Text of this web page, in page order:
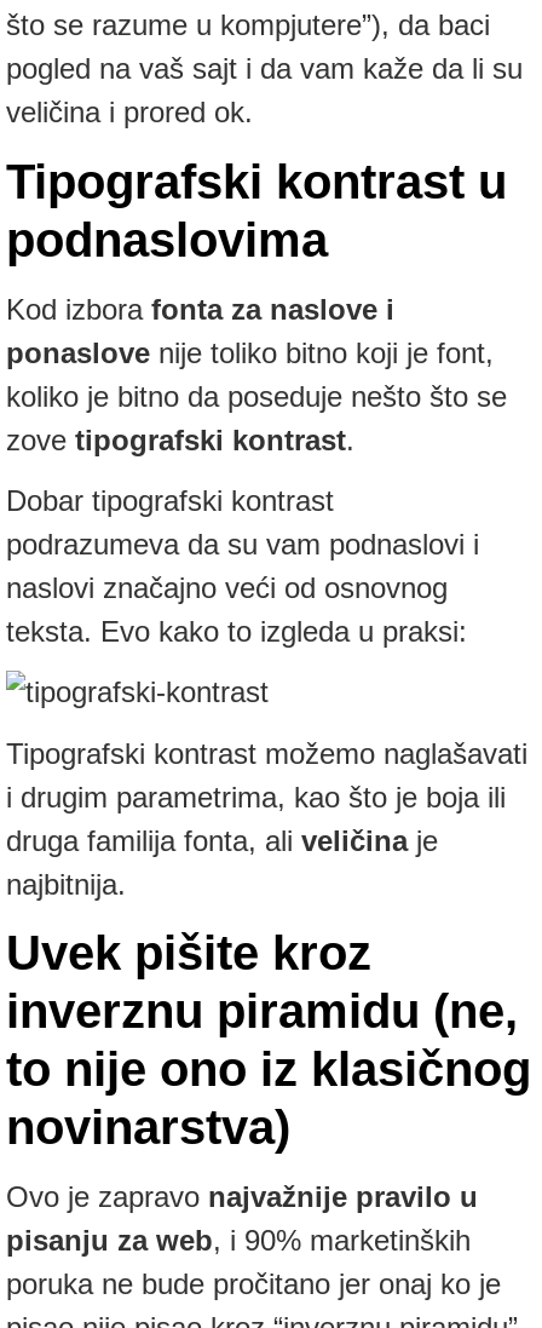
što se razume u kompjutere”), da baci
pogled na vaš sajt i da vam kaže da li su
veličina i prored ok.
Tipografski kontrast u
podnaslovima
Kod izborafonta za naslove i
ponaslove nije toliko bitno koji je font,
koliko je bitno da poseduje nešto što se
zove tipografski kontrast.
Dobar tipografski kontrast
podrazumeva da su vam podnaslovi i
naslovi značajno veći od osnovnog
teksta. Evo kako to izgleda u praksi:
Tipografski kontrast možemo naglašavati
i drugim parametrima, kao što je boja ili
druga familija fonta, ali veličinaje
najbitnija.
Uvek pišite kroz
inverznu piramidu (ne,
to nije ono iz klasičnog
novinarstva)
Ovo je zapravo najvažnije pravilo u
pisanju za web, i 90% marketinških
poruka ne bude pročitano jer onaj ko je